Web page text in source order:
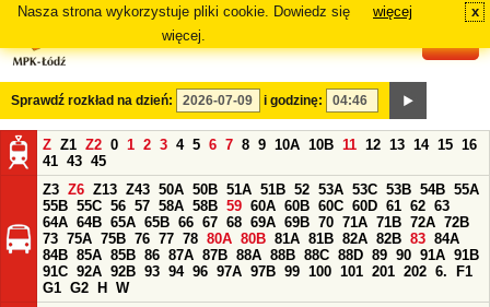
Nasza strona wykorzystuje pliki cookie. Dowiedz się
więcej.
więcej x
Sprawdź rozkład na dzień: i godzinę:
Z Z1 Z2 0 1 2 3 4 5 6 7 8 9 10A 10B 11 12 13 14 15 16
41 43 45
Z3 Z6 Z13 Z43 50A 50B 51A 51B 52 53A 53C 53B 54B 55A
55B 55C 56 57 58A 58B 59 60A 60B 60C 60D 61 62 63
64A 64B 65A 65B 66 67 68 69A 69B 70 71A 71B 72A 72B
73 75A 75B 76 77 78 80A 80B 81A 81B 82A 82B 83 84A
84B 85A 85B 86 87A 87B 88A 88B 88C 88D 89 90 91A 91B
91C 92A 92B 93 94 96 97A 97B 99 100 101 201 202 6.
F1
G1 G2 H
W